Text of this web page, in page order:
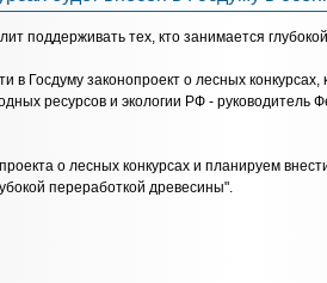
поддерживать тех, кто занимается
в Госдуму законопроект о лесных
ресурсов и экологии РФ - руководитель
о лесных конкурсах и планируем
переработкой древесины".